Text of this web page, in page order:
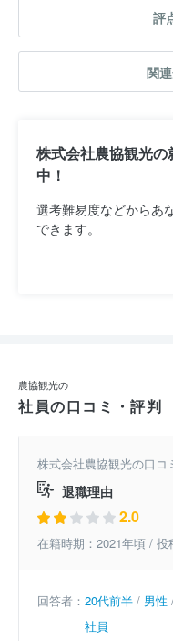
評
関
株式会社農協観光
中！
選考難易度などからあ
できます。
農協観光の
社員の口コミ・評判
株式会社農協観光の口コ
退職理由
2.0
在籍時期：2021年頃 / 投
回答者： 20代前半 / 男性
社員